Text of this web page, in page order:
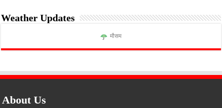
Weather Updates
मौसम
About Us